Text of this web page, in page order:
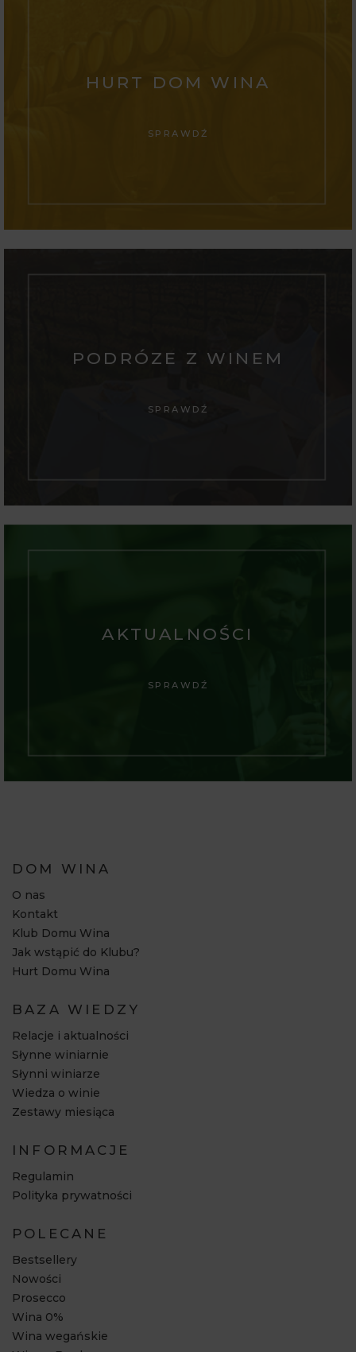
HURT DOM WINA
SPRAWDŹ
PODRÓZE Z WINEM
SPRAWDŹ
AKTUALNOŚCI
SPRAWDŹ
DOM WINA
O nas
Kontakt
Klub Domu Wina
Jak wstąpić do Klubu?
Hurt Domu Wina
BAZA WIEDZY
Relacje i aktualności
Słynne winiarnie
Słynni winiarze
Wiedza o winie
Zestawy miesiąca
INFORMACJE
Regulamin
Polityka prywatności
POLECANE
Bestsellery
Nowości
Prosecco
Wina 0%
Wina wegańskie